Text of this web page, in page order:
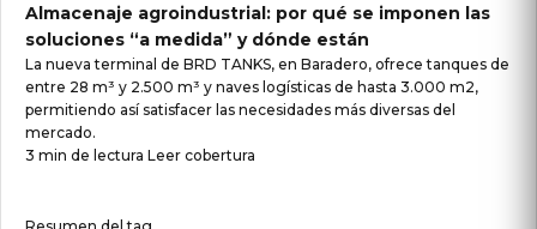
Almacenaje agroindustrial: por qué se imponen las
soluciones “a medida” y dónde están
La nueva terminal de BRD TANKS, en Baradero, ofrece tanques de
entre 28 m³ y 2.500 m³ y naves logísticas de hasta 3.000 m2,
permitiendo así satisfacer las necesidades más diversas del
mercado.
3 min de lectura Leer cobertura